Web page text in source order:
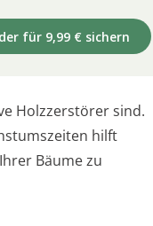
für 9,99 € sichern
Holzzerstörer sind.
hilft
Bäume zu